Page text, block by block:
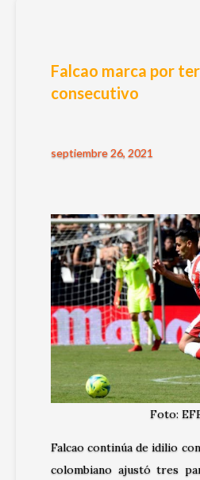
Falcao marca por
consecutivo
septiembre 26, 2021
Foto:
Falcao continúa de idilio
colombiano ajustó tres